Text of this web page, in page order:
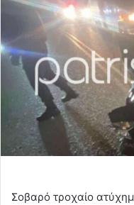
Σοβαρό τροχαίο